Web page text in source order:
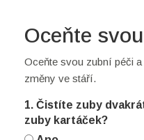
Oceňte
Oceňte svou zubní péči
změny ve stáří.
1. Čistíte zuby
zuby kartáček?